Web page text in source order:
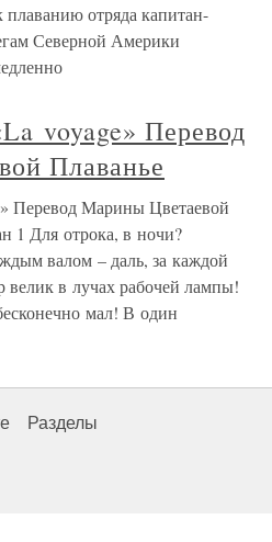
отряда капитан-
Северной Америки
voyage» Перевод
Плаванье
Перевод Марины Цветаевой
1 Для отрока, в ночи?
валом – даль, за каждой
велик в лучах рабочей лампы!
мал! В один
Разделы